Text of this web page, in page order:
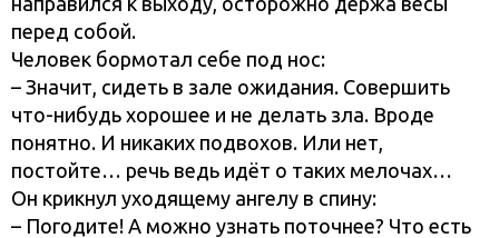
перед собой.
Человек бормотал себе под нос:
– Значит, сидеть в зале ожидания. Совершить
что-нибудь хорошее и не делать зла. Вроде
понятно. И никаких подвохов. Или нет,
постойте… речь ведь идёт о таких мелочах…
Он крикнул уходящему ангелу в спину:
– Погодите! А можно узнать поточнее? Что есть